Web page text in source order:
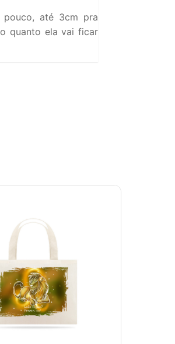
pouco, até 3cm pra
quanto ela vai ficar